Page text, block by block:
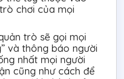
chơi của mọi
trò sẽ gọi mọi
và thông báo người
nhất mọi người
cũng như cách để